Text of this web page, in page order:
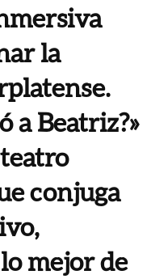
la
a Beatriz?»
conjuga
mejor de